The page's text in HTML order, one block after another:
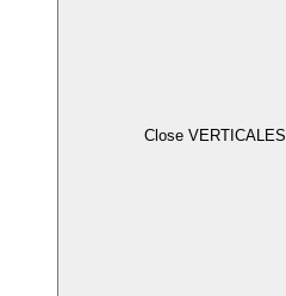
Close VERTICALES